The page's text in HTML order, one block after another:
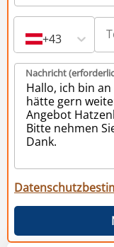
+43
Nachricht